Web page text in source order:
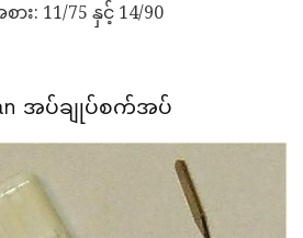
: 11/75 နှင့် 14/90
အပ်ချုပ်စက်အပ်